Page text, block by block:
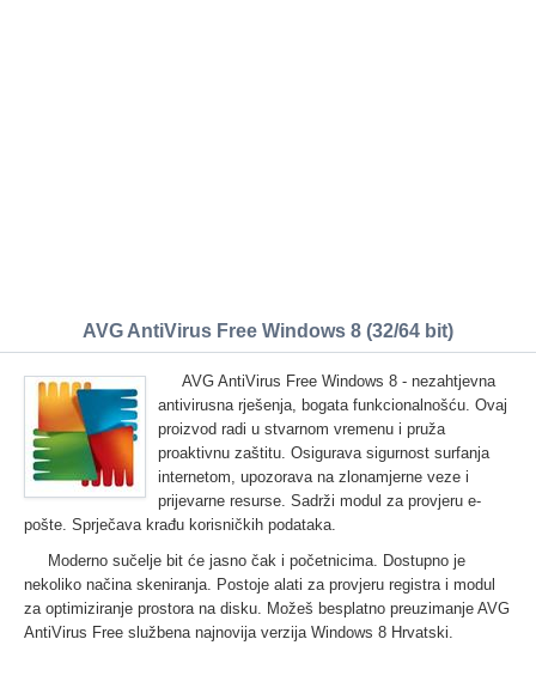
AVG AntiVirus Free Windows 8 (32/64 bit)
AVG AntiVirus Free Windows 8 - nezahtjevna
antivirusna rješenja, bogata funkcionalnošću. Ovaj
proizvod radi u stvarnom vremenu i pruža
proaktivnu zaštitu. Osigurava sigurnost surfanja
internetom, upozorava na zlonamjerne veze i
prijevarne resurse. Sadrži modul za provjeru e-
pošte. Sprječava krađu korisničkih podataka.
Moderno sučelje bit će jasno čak i početnicima. Dostupno je
nekoliko načina skeniranja. Postoje alati za provjeru registra i modul
za optimiziranje prostora na disku. Možeš besplatno preuzimanje AVG
AntiVirus Free službena najnovija verzija Windows 8 Hrvatski.